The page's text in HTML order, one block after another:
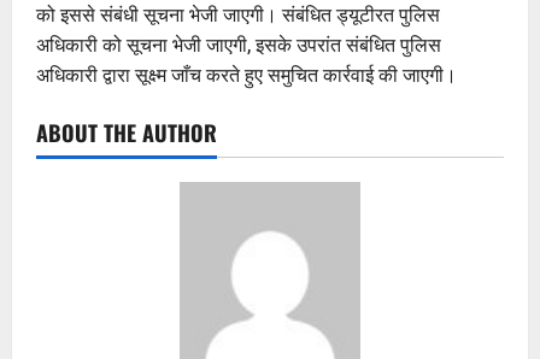
को इससे संबंधी सूचना भेजी जाएगी। संबंधित ड्यूटीरत पुलिस
अधिकारी को सूचना भेजी जाएगी, इसके उपरांत संबंधित पुलिस
अधिकारी द्वारा सूक्ष्म जाँच करते हुए समुचित कार्रवाई की जाएगी।
ABOUT THE AUTHOR